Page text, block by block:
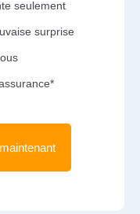
seulement
surprise